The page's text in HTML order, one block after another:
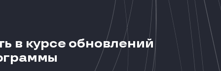
в курсе обновлений